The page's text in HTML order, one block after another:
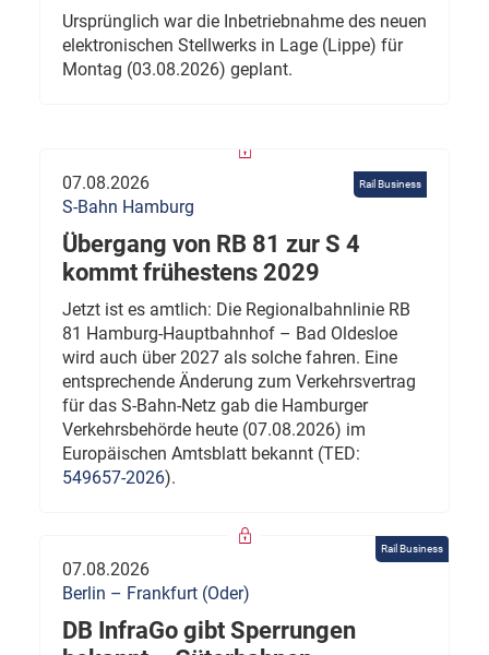
Ursprünglich war die Inbetriebnahme des neuen
elektronischen Stellwerks in Lage (Lippe) für
Montag (03.08.2026) geplant.
Rail Business
07.08.2026
S-Bahn Hamburg
Übergang von RB 81 zur S 4
kommt frühestens 2029
Jetzt ist es amtlich: Die Regionalbahnlinie RB
81 Hamburg-Hauptbahnhof – Bad Oldesloe
wird auch über 2027 als solche fahren. Eine
entsprechende Änderung zum Verkehrsvertrag
für das S-Bahn-Netz gab die Hamburger
Verkehrsbehörde heute (07.08.2026) im
Europäischen Amtsblatt bekannt (TED:
549657-2026).
Rail Business
07.08.2026
Berlin – Frankfurt (Oder)
DB InfraGo gibt Sperrungen